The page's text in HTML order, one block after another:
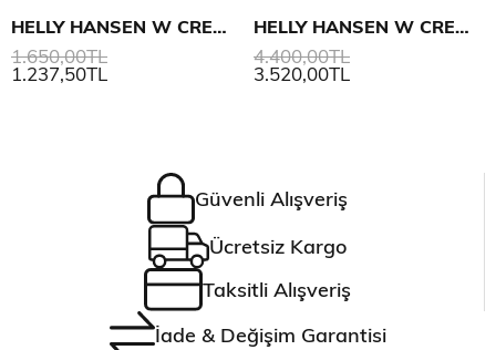
HELLY HANSEN W CREW PIQUE 2 POLO
1.237,50TL
1.650,00TL
HELLY HANSEN W CREWLINE POLO
3.520,00TL
4.400,00TL
Güvenli Alışveriş
Ücretsiz Kargo
Taksitli Alışveriş
İade & Değişim Garantisi